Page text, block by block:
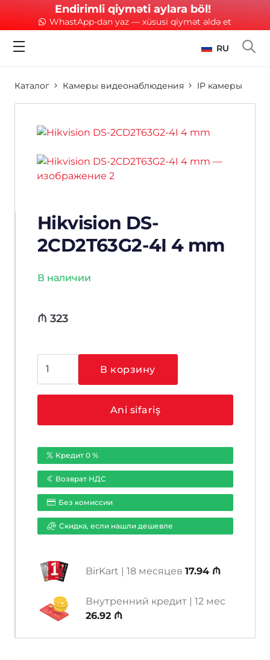
Endirimli qiyməti aylara böl!
WhastApp-dan yaz — xüsusi qiymət əldə et
RU
Каталог Камеры видеонаблюдения IP камеры
Hikvision DS-
2CD2T63G2-4I 4 mm
В наличии
₼ 323
товара
4
mm
В корзину
Ani sifariş
Кредит 0 %
Возврат НДС
Без комиссии
Cкидка, если нашли дешевле
BirKart | 18 месяцев 17.94 ₼
Внутренний кредит | 12 мес
26.92 ₼